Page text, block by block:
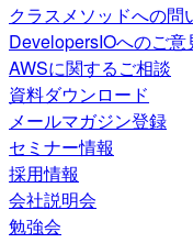
クラスメソッドへの問
DevelopersIOへのご意
AWSに関するご相談
資料ダウンロード
メールマガジン登録
セミナー情報
採用情報
会社説明会
勉強会